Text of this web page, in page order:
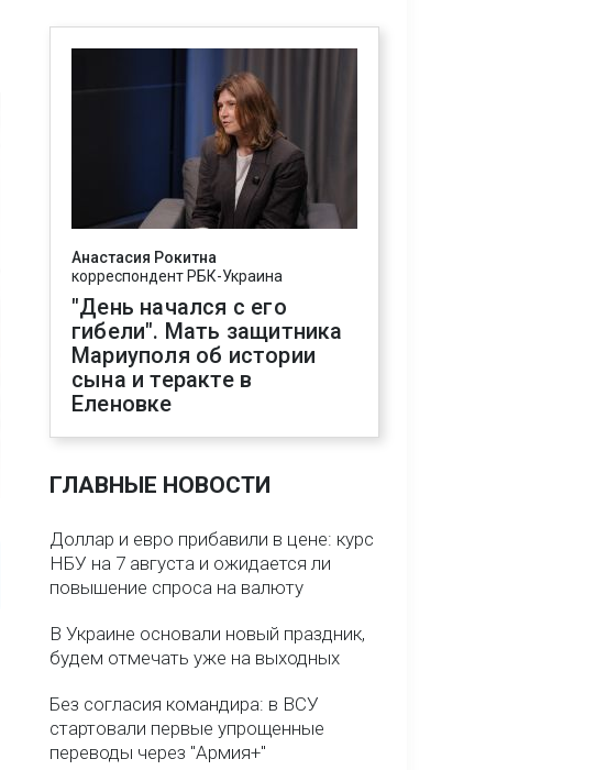
Анастасия Рокитна
корреспондент РБК-Украина
"День начался с его
гибели". Мать защитника
Мариуполя об истории
сына и теракте в
Еленовке
ГЛАВНЫЕ НОВОСТИ
Доллар и евро прибавили в цене: курс
НБУ на 7 августа и ожидается ли
повышение спроса на валюту
В Украине основали новый праздник,
будем отмечать уже на выходных
Без согласия командира: в ВСУ
стартовали первые упрощенные
переводы через "Армия+"